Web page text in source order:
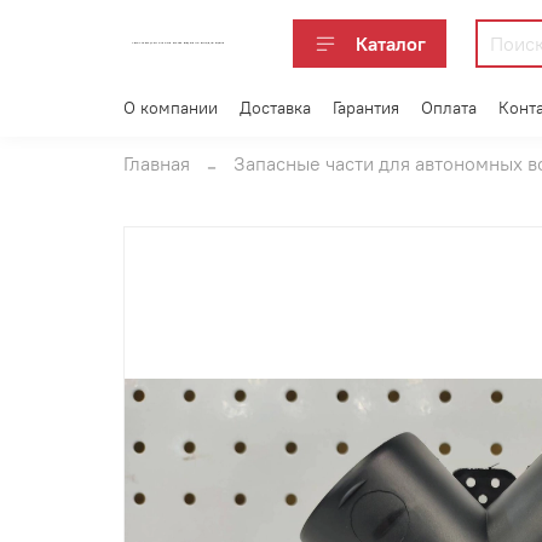
Каталог
О компании Доставка Гарантия Оплата
Главная Запасные части для автономных